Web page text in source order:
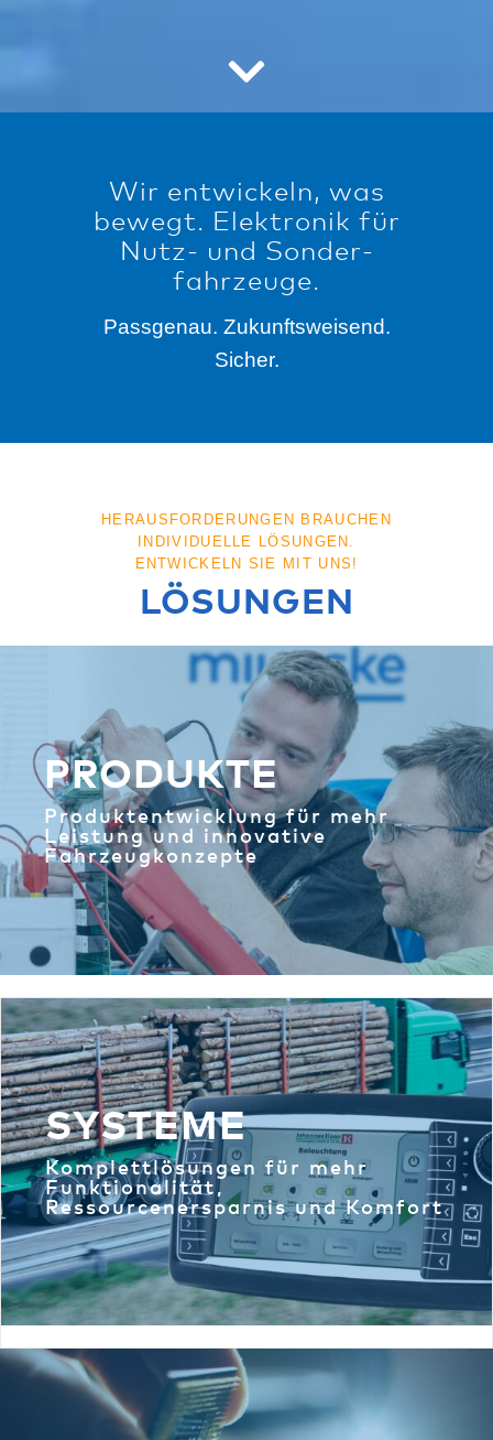
Wir entwickeln, was
bewegt. Elektronik für
Nutz- und Sonder­
fahrzeuge.
Passgenau. Zukunftsweisend.
Sicher.
HERAUSFORDERUNGEN BRAUCHEN
INDIVIDUELLE LÖSUNGEN.
ENTWICKELN SIE MIT UNS!
LÖSUNGEN
PRODUKTE
Produktentwicklung für mehr
Leistung und innovative
Fahrzeugkonzepte
SYSTEME
Komplettlösungen für mehr
Funktionalität,
Ressourcenersparnis und Komfort